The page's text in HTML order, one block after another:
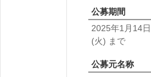
公募期間
2025年1月14日
(火) まで
公募元名称